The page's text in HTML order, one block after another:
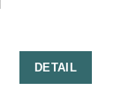
DETAIL